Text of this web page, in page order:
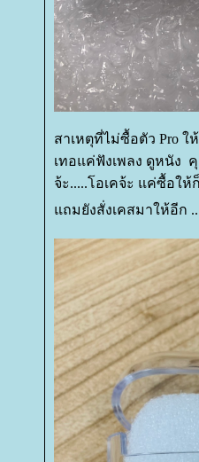
สาเหตุที่ไม่ซื้อตัว Pro ใ
เทอแค่ฟังเพลง ดูหนัง
จ้ะ.....โอเคจ้ะ แค่ซื้อให้
ถมยังสั่งเคสมาให้อีก